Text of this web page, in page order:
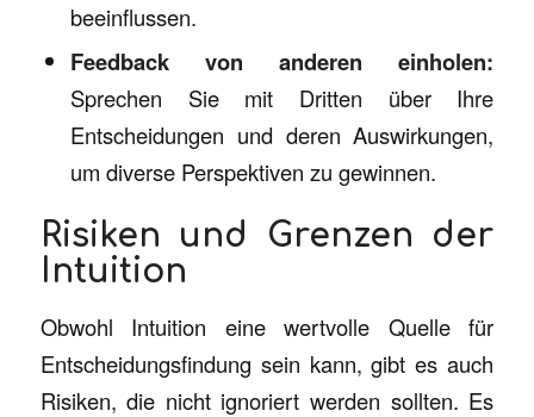
beeinflussen.
Feedback von anderen einholen:
Sprechen Sie mit Dritten über Ihre
Entscheidungen und deren Auswirkungen,
um diverse Perspektiven zu gewinnen.
Risiken und Grenzen der
Intuition
Obwohl Intuition eine wertvolle Quelle für
Entscheidungsfindung sein kann, gibt es auch
Risiken, die nicht ignoriert werden sollten. Es